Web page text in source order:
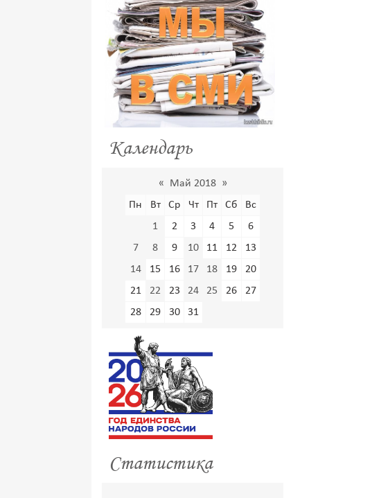
Календарь
« Май 2018 »
Пн
Вт Ср Чт Пт Сб
Вс
1
2 3 4 5
6
7
8 9 10 11 12
13
14
15 16 17 18 19
20
21
22 23 24 25 26
27
28
29 30 31
Статистика